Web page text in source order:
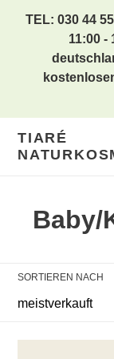
TEL: 030 44
11:00 -
TIARÉ
K
t
e
g
Baby/
SORTIEREN NACH